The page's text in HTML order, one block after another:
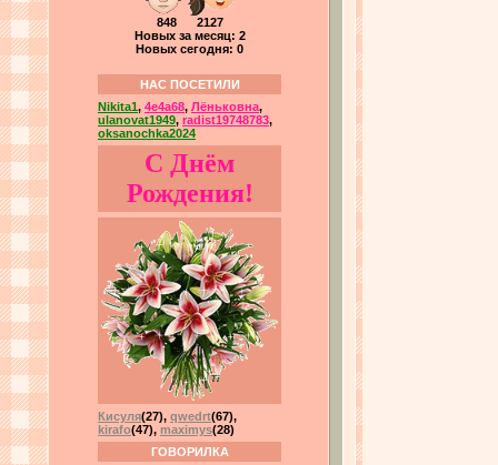
848 2127
Новых за месяц: 2
Новых сегодня: 0
НАС ПОСЕТИЛИ
Nikita1, 4e4a68, Лёньковна,
ulanovat1949, radist19748783,
oksanochka2024
С Днём
Рождения!
Кисуля(27), qwedrt(67),
kirafo(47), maximys(28)
ГОВОРИЛКА